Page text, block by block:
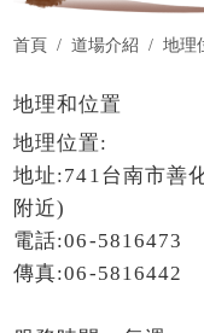
首頁 道場介紹 地理
地理和位置
地理位置:
地址:741台南市善
附近)
電話:06-5816473
傳真:06-5816442